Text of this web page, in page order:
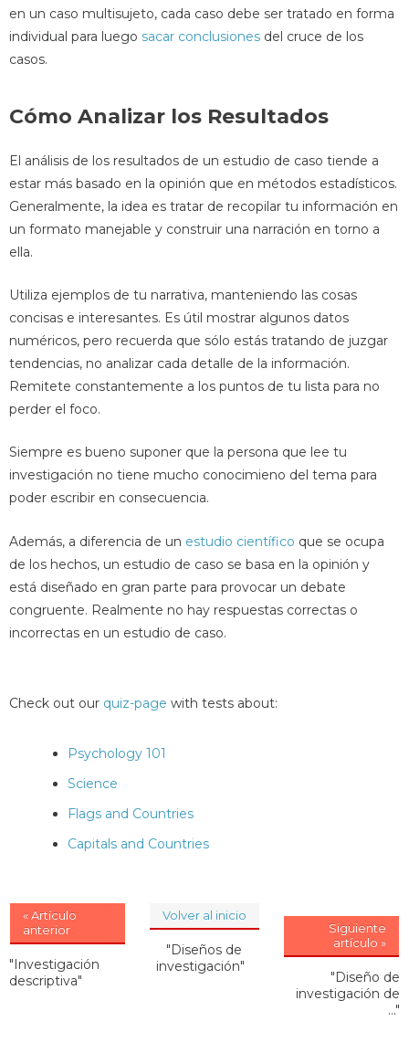
en un caso multisujeto, cada caso debe ser tratado en forma
individual para luego sacar conclusiones del cruce de los
casos.
Cómo Analizar los Resultados
El análisis de los resultados de un estudio de caso tiende a
estar más basado en la opinión que en métodos estadísticos.
Generalmente, la idea es tratar de recopilar tu información en
un formato manejable y construir una narración en torno a
ella.
Utiliza ejemplos de tu narrativa, manteniendo las cosas
concisas e interesantes. Es útil mostrar algunos datos
numéricos, pero recuerda que sólo estás tratando de juzgar
tendencias, no analizar cada detalle de la información.
Remitete constantemente a los puntos de tu lista para no
perder el foco.
Siempre es bueno suponer que la persona que lee tu
investigación no tiene mucho conocimieno del tema para
poder escribir en consecuencia.
Además, a diferencia de un estudio científico que se ocupa
de los hechos, un estudio de caso se basa en la opinión y
está diseñado en gran parte para provocar un debate
congruente. Realmente no hay respuestas correctas o
incorrectas en un estudio de caso.
Check out our quiz-page with tests about:
Psychology 101
Science
Flags and Countries
Capitals and Countries
« Artículo
anterior
"Investigación
descriptiva"
Volver al inicio
"Diseños de
investigación"
Siguiente
artículo »
"Diseño de
investigación de
..."